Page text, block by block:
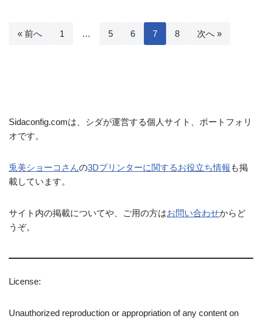
« 前へ 1 … 5 6 7 8 次へ »
Sidaconfig.comは、シダが運営する個人サイト、ポートフォリ
オです。
兎美ショーコさんの3Dプリンターに関するお役立ち情報 も掲
載しています。
サイト内の掲載についてや、ご用の方はお問い合わせからど
うぞ。
License:
Unauthorized reproduction or appropriation of any content on